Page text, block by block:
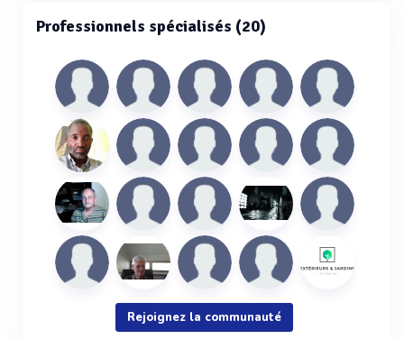
Professionnels spécialisés (20)
Rejoignez la communauté